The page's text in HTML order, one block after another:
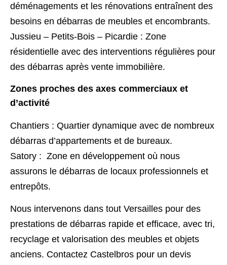
déménagements et les rénovations entraînent des
besoins en débarras de meubles et encombrants.
Jussieu – Petits-Bois – Picardie : Zone
résidentielle avec des interventions régulières pour
des débarras après vente immobilière.
Zones proches des axes commerciaux et
d’activité
Chantiers : Quartier dynamique avec de nombreux
débarras d’appartements et de bureaux.
Satory : Zone en développement où nous
assurons le débarras de locaux professionnels et
entrepôts.
Nous intervenons dans tout Versailles pour des
prestations de débarras rapide et efficace, avec tri,
recyclage et valorisation des meubles et objets
anciens. Contactez Castelbros pour un devis